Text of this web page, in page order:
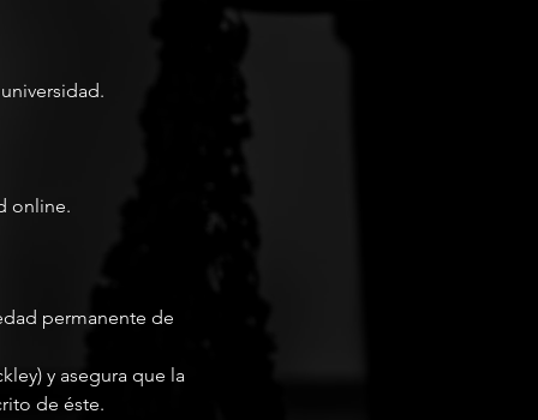
online.
permanente de
y asegura que la
de éste.